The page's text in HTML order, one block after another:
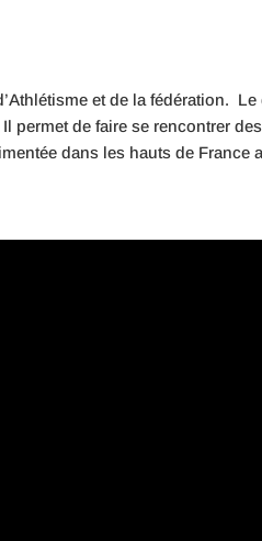
et de la fédération.
permet de faire se rencontrer
dans les hauts de France